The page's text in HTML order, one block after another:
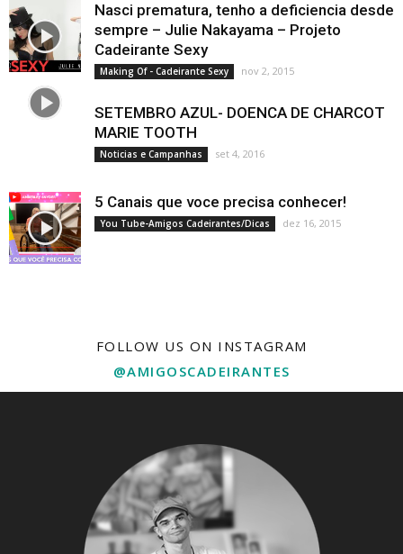
Nasci prematura, tenho a deficiencia desde
sempre – Julie Nakayama – Projeto
Cadeirante Sexy
Making Of - Cadeirante Sexy nov 2, 2015
SETEMBRO AZUL- DOENCA DE CHARCOT
MARIE TOOTH
Noticias e Campanhas set 4, 2016
5 Canais que voce precisa conhecer!
You Tube-Amigos Cadeirantes/Dicas dez 16, 2015
FOLLOW US ON INSTAGRAM
@AMIGOSCADEIRANTES